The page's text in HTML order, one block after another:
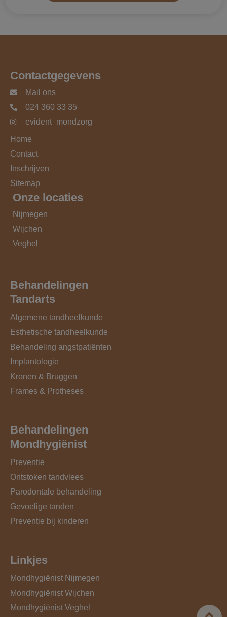
Contactgegevens
Mail ons
024 360 33 35
evident_mondzorg
Home
Contact
Inschrijven
Sitemap
Onze locaties
Nijmegen
Wijchen
Veghel
Behandelingen
Tandarts
Algemene tandheelkunde
Esthetische tandheelkunde
Behandeling angstpatiënten
Implantologie
Kronen & Bruggen
Frames & Protheses
Behandelingen
Mondhygiënist
Preventie
Ontstoken tandvlees
Parodontale behandeling
Gevoelige tanden
Preventie bij kinderen
Linkjes
Mondhygiënist Nijmegen
Mondhygiënist Wijchen
Mondhygiënist Veghel